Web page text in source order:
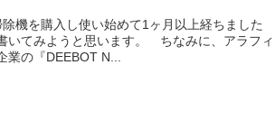
を購入し使い始めて1ヶ月以上経ちました
いてみようと思います。 ちなみに、アラフィ
業の『DEEBOT N...